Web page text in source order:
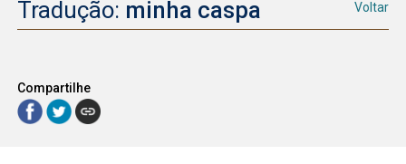
Tradução: minha caspa Voltar
Compartilhe